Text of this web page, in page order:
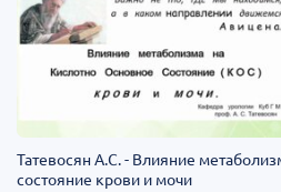
Татевосян А.С. - Влияние
состояние крови и мочи